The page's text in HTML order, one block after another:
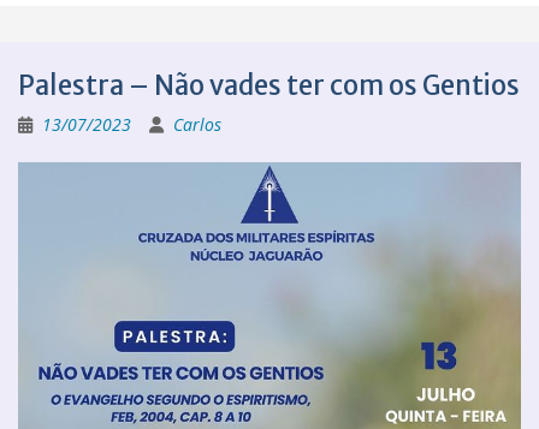
Palestra – Não vades ter com os Gentios
13/07/2023 Carlos